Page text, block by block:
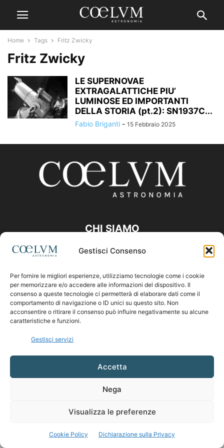
Gestisci Consenso
Per fornire le migliori esperienze, utilizziamo tecnologie come i cookie
per memorizzare e/o accedere alle informazioni del dispositivo. Il
consenso a queste tecnologie ci permetterà di elaborare dati come il
comportamento di navigazione o ID unici su questo sito. Non
acconsentire o ritirare il consenso può influire negativamente su alcune
caratteristiche e funzioni.
Gestisci servizi
Accetta
Nega
Visualizza le preferenze
Cookie Policy Dichiarazione sulla Privacy
Home Tags Fritz Zwicky
Fritz Zwicky
LE SUPERNOVAE
EXTRAGALATTICHE PIU’
LUMINOSE ED IMPORTANTI
DELLA STORIA (pt.2): SN1937C...
Fabio Briganti - 15 Febbraio 2025
CHI SIAMO
Contattaci:
SEGUICI